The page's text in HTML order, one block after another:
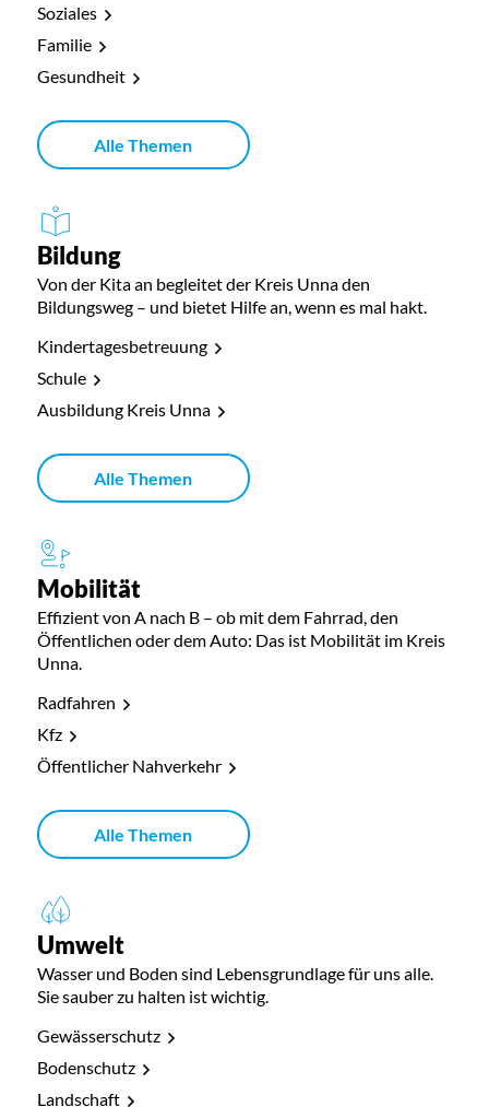
Soziales
Familie
Gesundheit
Alle Themen
Bildung
Von der Kita an begleitet der Kreis Unna den
Bildungsweg – und bietet Hilfe an, wenn es mal hakt.
Kindertagesbetreuung
Schule
Ausbildung Kreis Unna
Alle Themen
Mobilität
Effizient von A nach B – ob mit dem Fahrrad, den
Öffentlichen oder dem Auto: Das ist Mobilität im Kreis
Unna.
Radfahren
Kfz
Öffentlicher Nahverkehr
Alle Themen
Umwelt
Wasser und Boden sind Lebensgrundlage für uns alle.
Sie sauber zu halten ist wichtig.
Gewässerschutz
Bodenschutz
Landschaft